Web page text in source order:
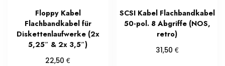
Floppy Kabel
Flachbandkabel für
Diskettenlaufwerke (2x
5,25″ & 2x 3,5″)
22,50€
SCSI Kabel Flachbandkabel
50-pol. 8 Abgriffe (NOS,
retro)
31,50 €